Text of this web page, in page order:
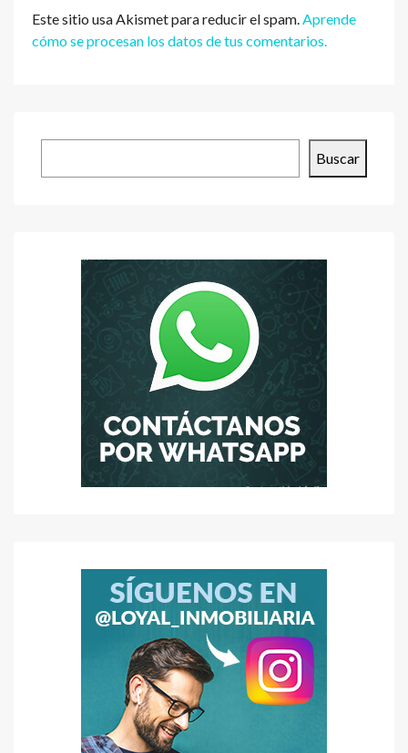
Este sitio usa Akismet para reducir el spam. Aprende
cómo se procesan los datos de tus comentarios.
Buscar